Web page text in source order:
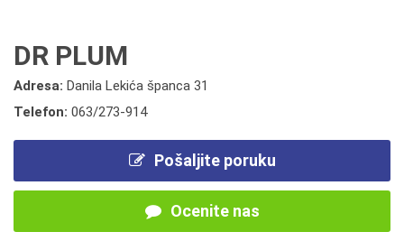
DR PLUM
Adresa: Danila Lekića španca 31
Telefon: 063/273-914
Pošaljite poruku
Ocenite nas